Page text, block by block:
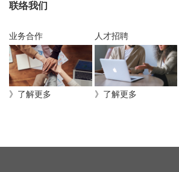
联络我们
业务合作 人才招聘
》了解更多 》了解更多